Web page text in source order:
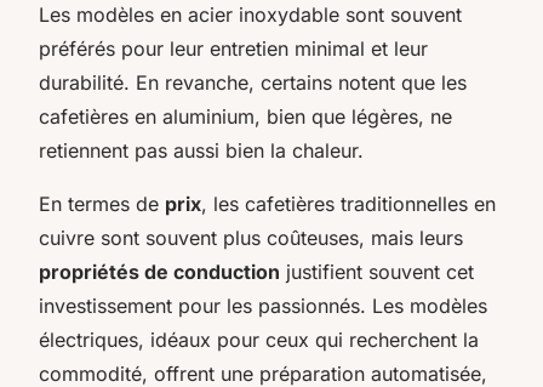
Les modèles en acier inoxydable sont souvent
préférés pour leur entretien minimal et leur
durabilité. En revanche, certains notent que les
cafetières en aluminium, bien que légères, ne
retiennent pas aussi bien la chaleur.
En termes de prix, les cafetières traditionnelles en
cuivre sont souvent plus coûteuses, mais leurs
propriétés de conduction justifient souvent cet
investissement pour les passionnés. Les modèles
électriques, idéaux pour ceux qui recherchent la
commodité, offrent une préparation automatisée,